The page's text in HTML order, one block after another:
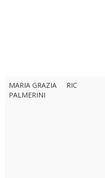
MARIA GRAZIA
PALMERINI
RIC